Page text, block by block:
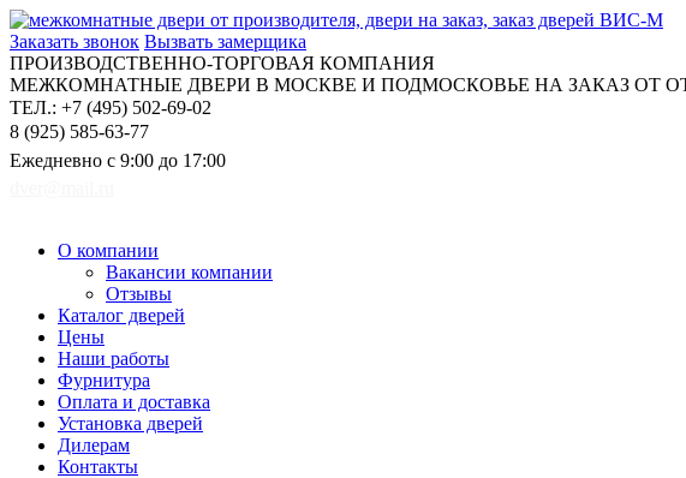
Заказать звонок Вызвать замерщика
ПРОИЗВОДСТВЕННО-ТОРГОВАЯ КОМПАНИЯ
МЕЖКОМНАТНЫЕ ДВЕРИ В МОСКВЕ И ПОДМОСКОВЬЕ НА ЗАКАЗ ОТ
ТЕЛ.: +7 (495) 502-69-02
8 (925) 585-63-77
Ежедневно с 9:00 до 17:00
О компании
Вакансии компании
Отзывы
Каталог дверей
Цены
Наши работы
Фурнитура
Оплата и доставка
Установка дверей
Дилерам
Контакты